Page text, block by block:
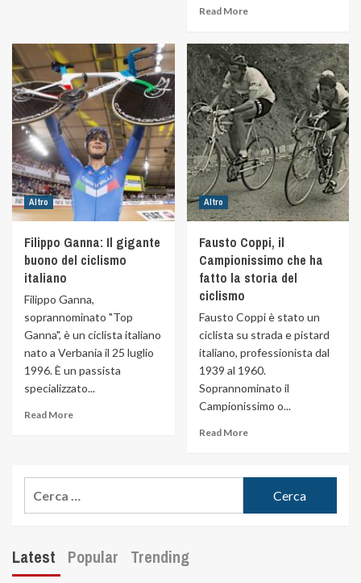
Read More
Altro
Filippo Ganna: Il gigante
buono del ciclismo
italiano
Filippo Ganna,
soprannominato "Top
Ganna", è un ciclista italiano
nato a Verbania il 25 luglio
1996. È un passista
specializzato...
Read More
Altro
Fausto Coppi, il
Campionissimo che ha
fatto la storia del
ciclismo
Fausto Coppi è stato un
ciclista su strada e pistard
italiano, professionista dal
1939 al 1960.
Soprannominato il
Campionissimo o...
Read More
Latest Popular Trending